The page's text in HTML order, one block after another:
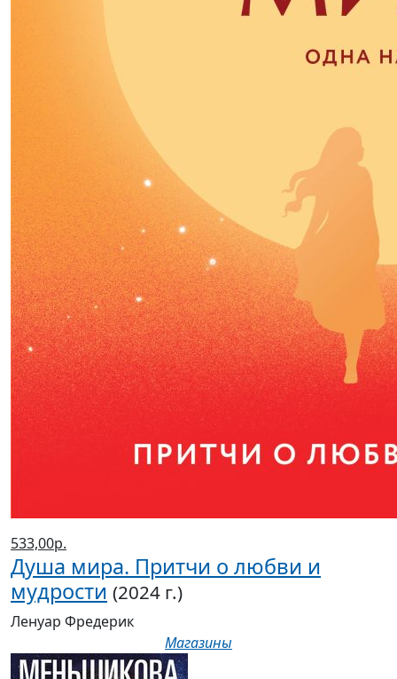
533,00р.
Душа мира. Притчи о любви и
мудрости (2024 г.)
Ленуар Фредерик
Магазины